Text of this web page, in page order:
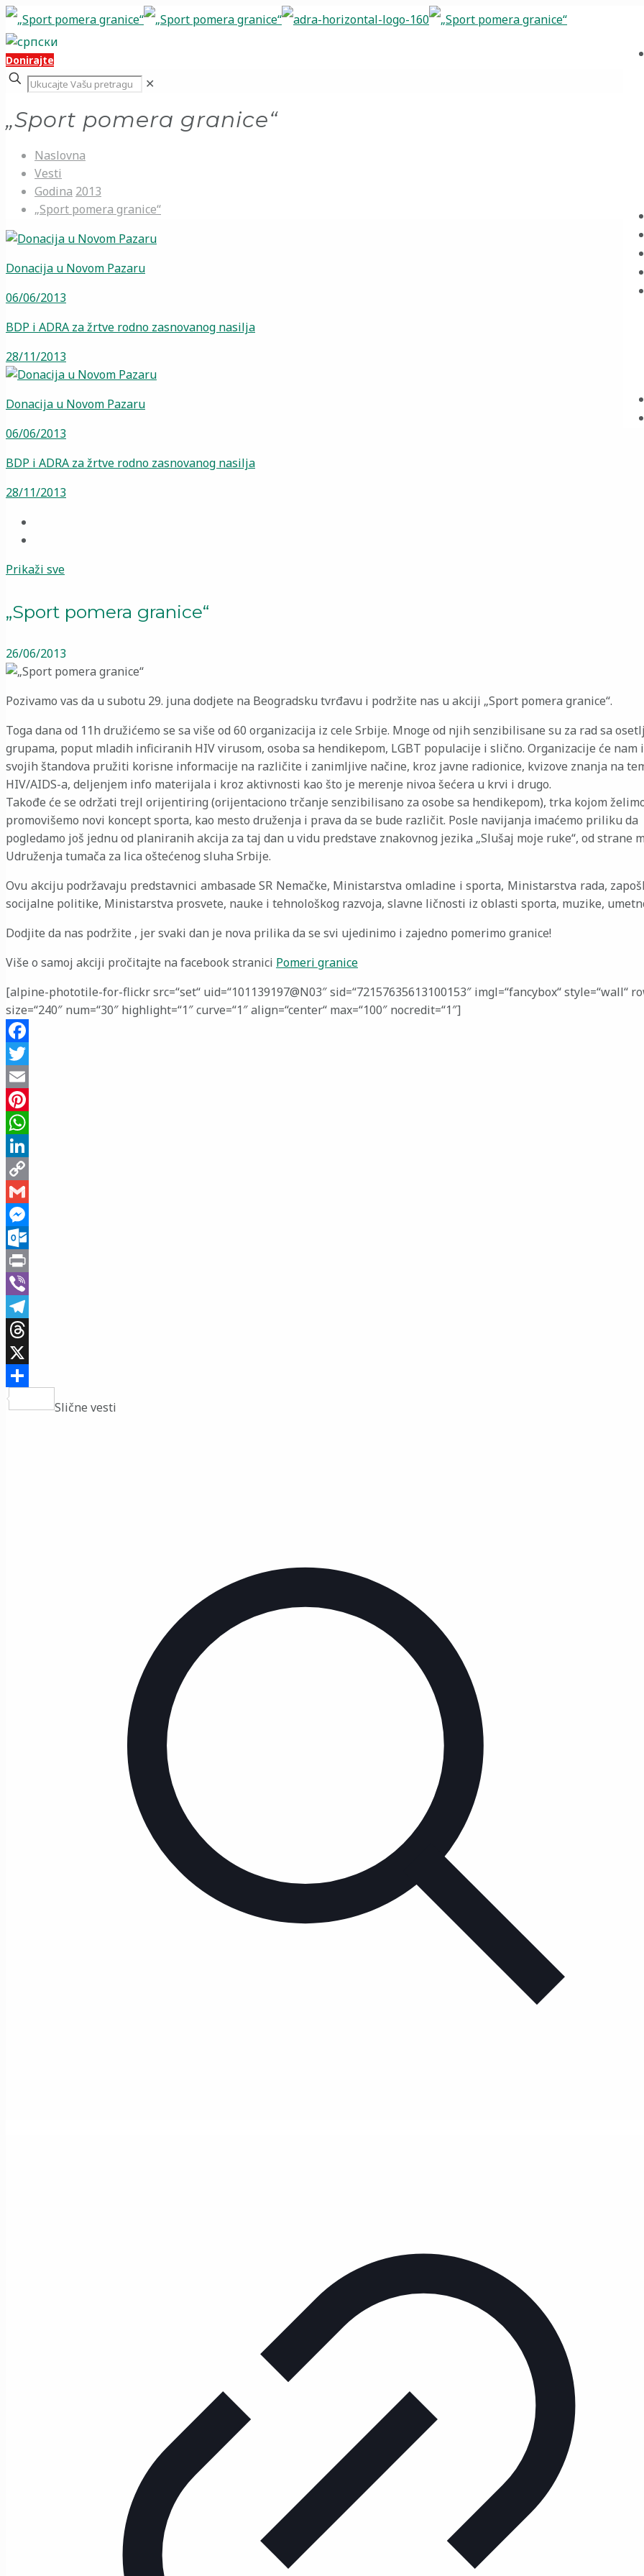
Donirajte
✕
„Sport pomera granice“
Naslovna
Vesti
Godina 2013
„Sport pomera granice“
Donacija u Novom Pazaru
06/06/2013
BDP i ADRA za žrtve rodno zasnovanog nasilja
28/11/2013
Donacija u Novom Pazaru
06/06/2013
BDP i ADRA za žrtve rodno zasnovanog nasilja
28/11/2013
Prikaži sve
„Sport pomera granice“
26/06/2013
Pozivamo vas da u subotu 29. juna dodjete na Beogradsku tvrđavu i podržite nas u akciji „Sport pomera granice“.
Toga dana od 11h družićemo se sa više od 60 organizacija iz cele Srbije. Mnoge od njih senzibilisane su za rad sa
grupama, poput mladih inficiranih HIV virusom, osoba sa hendikepom, LGBT populacije i slično. Organizacije će nam
svojih štandova pružiti korisne informacije na različite i zanimljive načine, kroz javne radionice, kvizove znanja na
HIV/AIDS-a, deljenjem info materijala i kroz aktivnosti kao što je merenje nivoa šećera u krvi i drugo.
Takođe će se održati trejl orijentiring (orijentaciono trčanje senzibilisano za osobe sa hendikepom), trka kojom
promovišemo novi koncept sporta, kao mesto druženja i prava da se bude različit. Posle navijanja imaćemo priliku da
pogledamo još jednu od planiranih akcija za taj dan u vidu predstave znakovnog jezika „Slušaj moje ruke“, od strane
Udruženja tumača za lica oštećenog sluha Srbije.
Ovu akciju podržavaju predstavnici ambasade SR Nemačke, Ministarstva omladine i sporta, Ministarstva rada,
socijalne politike, Ministarstva prosvete, nauke i tehnološkog razvoja, slavne ličnosti iz oblasti sporta, muzike,
Dodjite da nas podržite , jer svaki dan je nova prilika da se svi ujedinimo i zajedno pomerimo granice!
Više o samoj akciji pročitajte na facebook stranici Pomeri granice
[alpine-phototile-for-flickr src=“set“ uid=“101139197@N03″ sid=“72157635613100153″ imgl=“fancybox“ style=“wall“
size=“240″ num=“30″ highlight=“1″ curve=“1″ align=“center“ max=“100″ nocredit=“1″]
Facebook
Twitter
Email
Pinterest
WhatsApp
LinkedIn
Copy
Link
Gmail
Messenger
Outlook.com
Print
Viber
Telegram
Threads
X
Share
Slične vesti